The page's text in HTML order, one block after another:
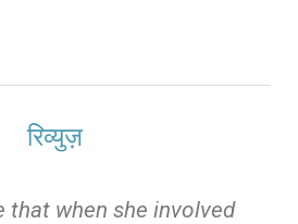
रिव्युज़
that when she involved